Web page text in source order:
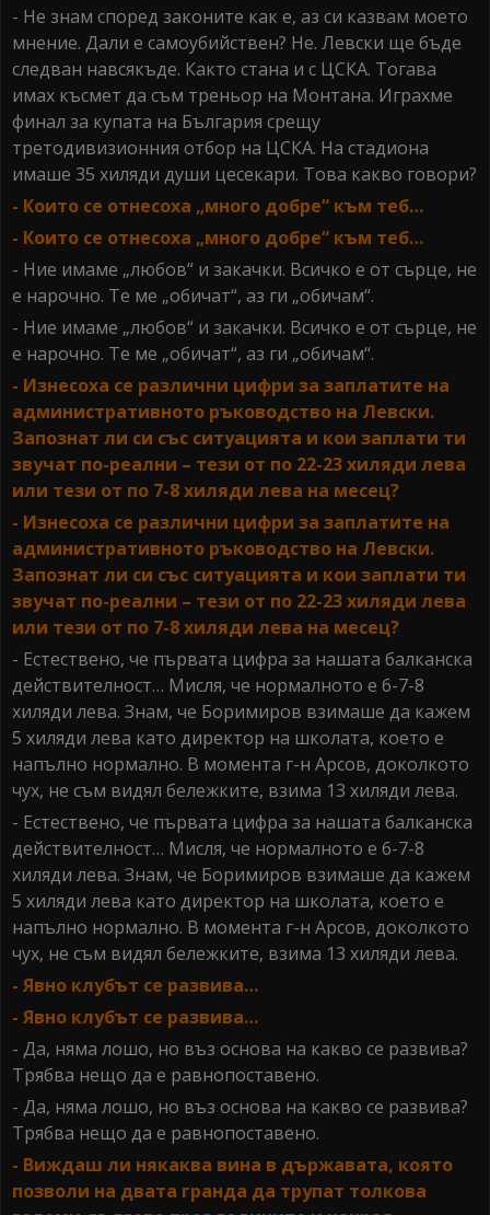
- Не знам според законите как е, аз си казвам моето
мнение. Дали е самоубийствен? Не. Левски ще бъде
следван навсякъде. Както стана и с ЦСКА. Тогава
имах късмет да съм треньор на Монтана. Играхме
финал за купата на България срещу
третодивизионния отбор на ЦСКА. На стадиона
имаше 35 хиляди души цесекари. Това какво говори?
- Които се отнесоха „много добре“ към теб…
- Които се отнесоха „много добре“ към теб…
- Ние имаме „любов“ и закачки. Всичко е от сърце, не
е нарочно. Те ме „обичат“, аз ги „обичам“.
- Ние имаме „любов“ и закачки. Всичко е от сърце, не
е нарочно. Те ме „обичат“, аз ги „обичам“.
- Изнесоха се различни цифри за заплатите на
административното ръководство на Левски.
Запознат ли си със ситуацията и кои заплати ти
звучат по-реални – тези от по 22-23 хиляди лева
или тези от по 7-8 хиляди лева на месец?
- Изнесоха се различни цифри за заплатите на
административното ръководство на Левски.
Запознат ли си със ситуацията и кои заплати ти
звучат по-реални – тези от по 22-23 хиляди лева
или тези от по 7-8 хиляди лева на месец?
- Естествено, че първата цифра за нашата балканска
действителност… Мисля, че нормалното е 6-7-8
хиляди лева. Знам, че Боримиров взимаше да кажем
5 хиляди лева като директор на школата, което е
напълно нормално. В момента г-н Арсов, доколкото
чух, не съм видял бележките, взима 13 хиляди лева.
- Естествено, че първата цифра за нашата балканска
действителност… Мисля, че нормалното е 6-7-8
хиляди лева. Знам, че Боримиров взимаше да кажем
5 хиляди лева като директор на школата, което е
напълно нормално. В момента г-н Арсов, доколкото
чух, не съм видял бележките, взима 13 хиляди лева.
- Явно клубът се развива…
- Явно клубът се развива…
- Да, няма лошо, но въз основа на какво се развива?
Трябва нещо да е равнопоставено.
- Да, няма лошо, но въз основа на какво се развива?
Трябва нещо да е равнопоставено.
- Виждаш ли някаква вина в държавата, която
позволи на двата гранда да трупат толкова